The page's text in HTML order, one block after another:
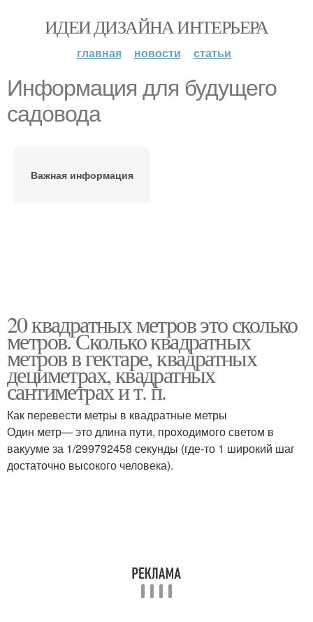
ИДЕИ ДИЗАЙНА ИНТЕРЬЕРА
главная новости статьи
Информация для будущего
садовода
Важная информация
20 квадратных метров это сколько
метров. Сколько квадратных
метров в гектаре, квадратных
дециметрах, квадратных
сантиметрах и т. п.
Как перевести метры в квадратные метры
Один метр— это длина пути, проходимого светом в
вакууме за 1/299792458 секунды (где-то 1 широкий шаг
достаточно высокого человека).